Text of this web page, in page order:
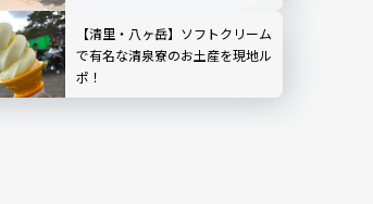
【清里・八ヶ岳】ソフトクリーム
で有名な清泉寮のお土産を現地ル
ポ！